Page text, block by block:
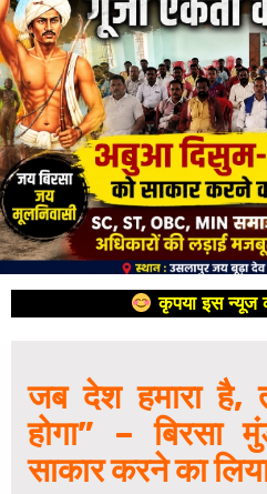
कृपया इस न्यूज
जब देश हमारा है,
होगा” – बिरसा
साकार करने का